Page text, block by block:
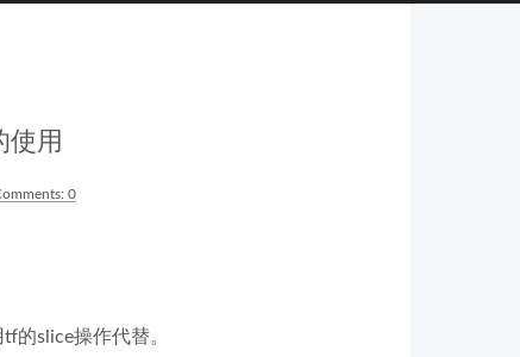
使用
0
的slice操作代替。